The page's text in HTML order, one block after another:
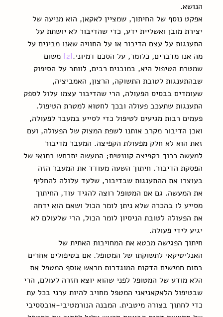
הנושא.
אפקט נוסף של החיתוך, שמציין לאקאן, הוא מניעה של
יצירת מובן ואשליית ידע, כדי שהדיבור לא יושתת על
התענגות על עצם הדיבור או על החוויה שאנו מבינים על
מה אנו מדברים, כלומר, על הסכם דמיוני.[2]
משום
שמטרת הטיפול היא, במובנים רבים, לוותר על הסיפוק
שבהתענגות לטובת התשוקה, הרצון, האמביציה,
שעומדים בבסיס הפעולה, הרי שהדיבור עצמו עלול לספק
התענגות שתעכב פעולה ובכך לחטוא למטרת הטיפול.
פעמים רבות מגיעים לטיפול כדי לסייע במעבר לפעולה,
ואכן הדיבור מקרב אותנו לשפת המצוק של הפעולה, ועם
זאת הוא לא חלק מפעולת הקפיצה. המעבר מדיבור
למעשה כרוך בקפיצה קוונטית; המעשה יתרחש בתנאי של
הפסקת הדיבור. חיתוך השעה מעודד את המעבר הזה
בעוצרו את ההתענגות שבדיבור, שלעד עלולה להחליף
את המעשה. גם אם המטופל רוצה להגיד עוד, החיתוך
מסייע לו בהכרה שלא ניתן לומר הכול ושאם הוא ידחה
את הפעולה לטובת הניסיון לומר הכול, הרי שלעולם לא
יגיע לידי פעולה.
חיתוך הפגישה מבטא את המחויבות האתית של
האנליטיקאי לתשוקתו של המטופל. אם בטיפולים אחרים
בתום חמישים הדקות המוגדרות מראש אוסף המטפל את
הלא מודע של המטופל לפני שהוא יוצא חזרה לעולם, הרי
שבטיפול הלאקאניאני המטפל מחויב להיות ערני בכל עת
כדי לחתוך בצורה מיטבית. המבנה הנורמטיבי-אובססיבי